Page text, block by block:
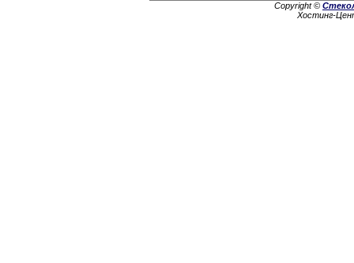
Copyright ©
Хостинг-